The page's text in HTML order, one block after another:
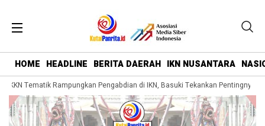
HOME HEADLINE BERITA DAERAH IKN NUSANTARA
Tematik Rampungkan Pengabdian di IKN, Basuki Tekankan Pentingnya